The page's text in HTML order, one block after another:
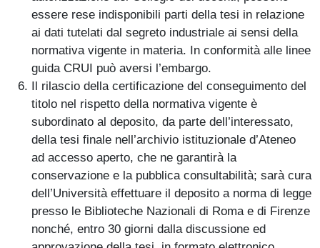
essere rese indisponibili parti della tesi in relazione
ai dati tutelati dal segreto industriale ai sensi della
normativa vigente in materia. In conformità alle linee
guida CRUI può aversi l’embargo.
Il rilascio della certificazione del conseguimento del
titolo nel rispetto della normativa vigente è
subordinato al deposito, da parte dell’interessato,
della tesi finale nell’archivio istituzionale d’Ateneo
ad accesso aperto, che ne garantirà la
conservazione e la pubblica consultabilità; sarà cura
dell’Università effettuare il deposito a norma di legge
presso le Biblioteche Nazionali di Roma e di Firenze
nonché, entro 30 giorni dalla discussione ed